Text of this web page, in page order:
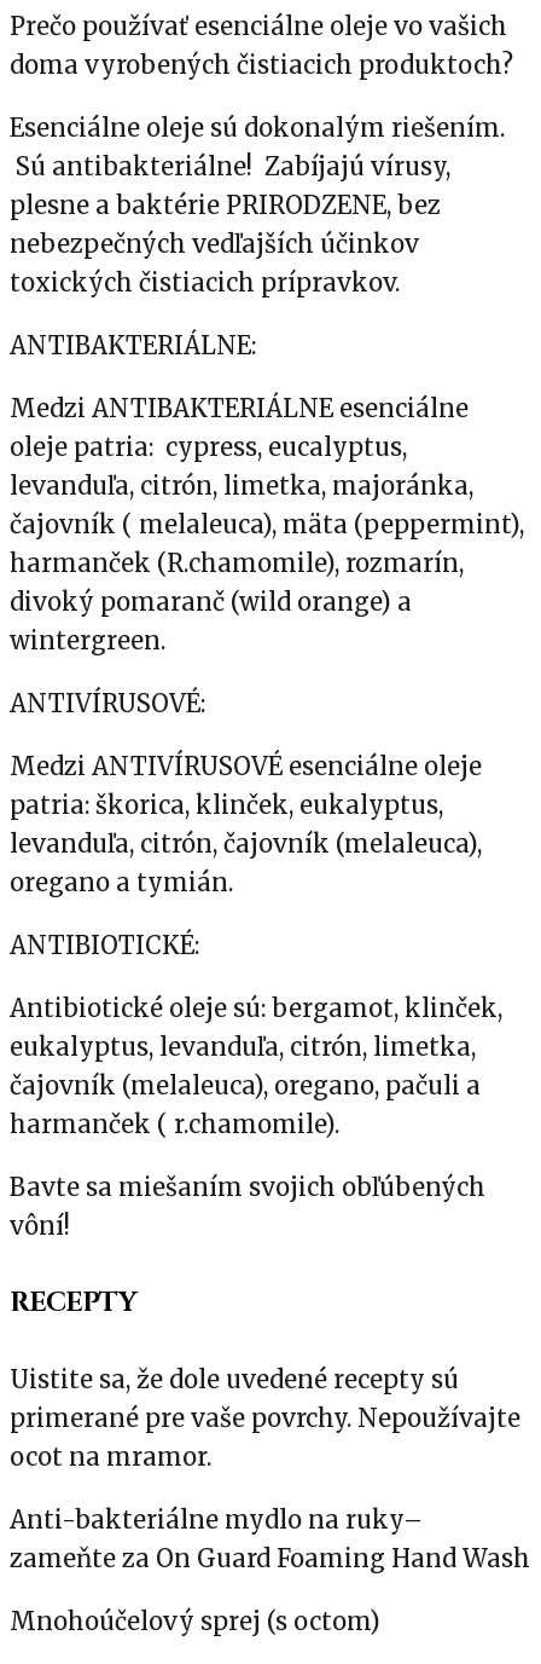
Prečo používať esenciálne oleje vo vašich
doma vyrobených čistiacich produktoch?
Esenciálne oleje sú dokonalým riešením.
Sú antibakteriálne! Zabíjajú vírusy,
plesne a baktérie PRIRODZENE, bez
nebezpečných vedľajších účinkov
toxických čistiacich prípravkov.
ANTIBAKTERIÁLNE:
Medzi ANTIBAKTERIÁLNE esenciálne
oleje patria: cypress, eucalyptus,
levanduľa, citrón, limetka, majoránka,
čajovník ( melaleuca), mäta (peppermint),
harmanček (R.chamomile), rozmarín,
divoký pomaranč (wild orange) a
wintergreen.
ANTIVÍRUSOVÉ:
Medzi ANTIVÍRUSOVÉ esenciálne oleje
patria: škorica, klinček, eukalyptus,
levanduľa, citrón, čajovník (melaleuca),
oregano a tymián.
ANTIBIOTICKÉ:
Antibiotické oleje sú: bergamot, klinček,
eukalyptus, levanduľa, citrón, limetka,
čajovník (melaleuca), oregano, pačuli a
harmanček ( r.chamomile).
Bavte sa miešaním svojich obľúbených
vôní!
RECEPTY
Uistite sa, že dole uvedené recepty sú
primerané pre vaše povrchy. Nepoužívajte
ocot na mramor.
Anti-bakteriálne mydlo na ruky–
zameňte za On Guard Foaming Hand Wash
Mnohoúčelový sprej (s octom)